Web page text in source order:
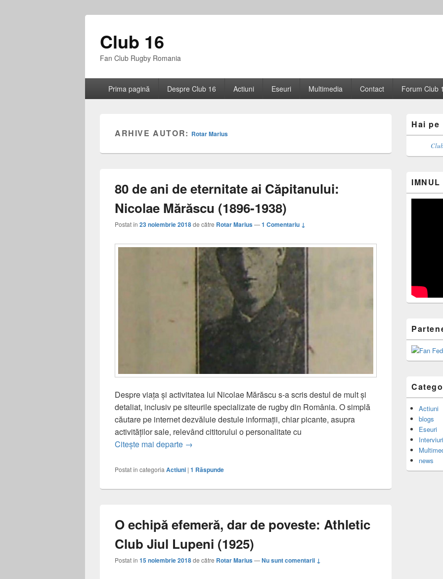
Club 16
Fan Club Rugby Romania
principalPrima pagină Despre Club 16 Actiuni Eseuri Multimedia Contact Forum Club
ARHIVE AUTOR: Rotar Marius
80 de ani de eternitate ai Căpitanului:
Nicolae Mărăscu (1896-1938)
Postat în 23 noiembrie 2018de către Rotar Marius—1 Comentariu ↓
Despre viața și activitatea lui Nicolae Mărăscu s-a scris destul de mult și
detaliat, inclusiv pe siteurile specializate de rugby din România. O simplă
căutare pe internet dezvăluie destule informații, chiar picante, asupra
activităților sale, relevând cititorului o personalitate cu
Citește mai departe 80 de ani de eternitate ai Căpitanului: Nicolae Mărăscu (1896-1938)
→
Postat în categoria Actiuni | 1 Răspunde
O echipă efemeră, dar de poveste: Athletic
Club Jiul Lupeni (1925)
Postat în 15 noiembrie 2018de către Rotar Marius—Nu sunt comentarii ↓
Sidebar
Widget
Hai
Actiuni
blogs
Eseuri
Interviuri
news